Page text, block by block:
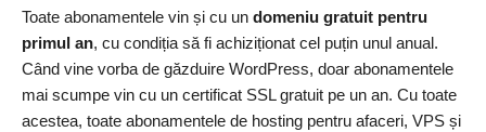
Toate abonamentele vin și cu un domeniu gratuit pentru
primul an, cu condiția să fi achiziționat cel puțin unul anual.
Când vine vorba de găzduire WordPress, doar abonamentele
mai scumpe vin cu un certificat SSL gratuit pe un an. Cu toate
acestea, toate abonamentele de hosting pentru afaceri, VPS și